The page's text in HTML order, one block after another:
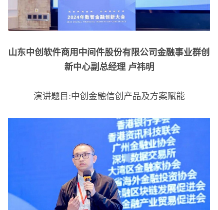
山东中创软件商用中间件股份有限公司金融事业群创
新中心副总经理 卢祎明
演讲题目:中创金融信创产品及方案赋能